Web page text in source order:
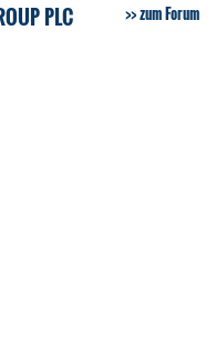
PLC zum Forum